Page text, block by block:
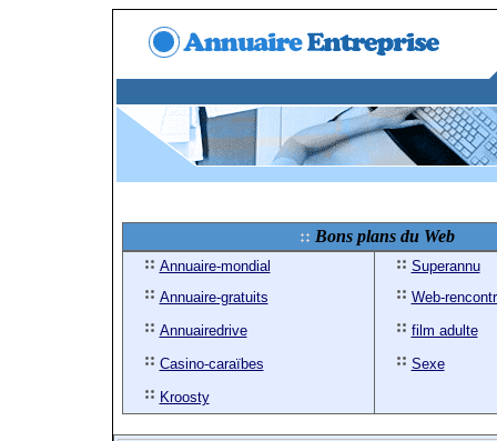
Bons plans du Web
Annuaire-mondial
Annuaire-gratuits
Annuairedrive
Casino-caraïbes
Kroosty
Superannu
Web-
film adulte
Sexe